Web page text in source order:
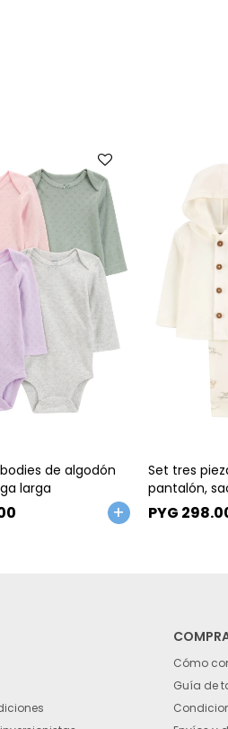
de algodón
larga
Set tres
pantalón,
body,
PYG
Cómo
Guía de